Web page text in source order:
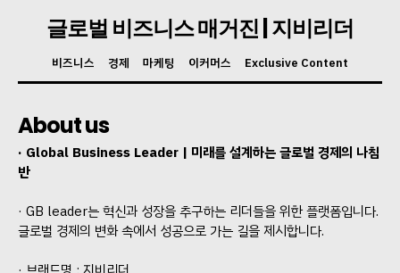
글로벌 비즈니스 매거진 | 지비리더
비즈니스 경제 마케팅 이커머스 Exclusive Content
About us
· Global Business Leader | 미래를 설계하는 글로벌 경제의 나침
반
· GB leader는 혁신과 성장을 추구하는 리더들을 위한 플랫폼입니다.
글로벌 경제의 변화 속에서 성공으로 가는 길을 제시합니다.